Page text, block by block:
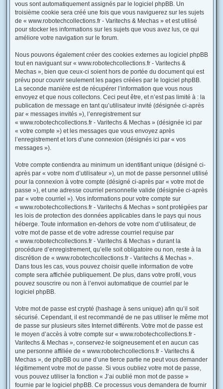
vous sont automatiquement assignés par le logiciel phpBB. Un
troisième cookie sera créé une fois que vous naviguerez sur les sujets
de « www.robotechcollections.fr - Varitechs & Mechas » et est utilisé
pour stocker les informations sur les sujets que vous avez lus, ce qui
améliore votre navigation sur le forum.
Nous pouvons également créer des cookies externes au logiciel phpBB
tout en naviguant sur « www.robotechcollections.fr - Varitechs &
Mechas », bien que ceux-ci soient hors de portée du document qui est
prévu pour couvrir seulement les pages créées par le logiciel phpBB.
La seconde manière est de récupérer l’information que vous nous
envoyez et que nous collectons. Ceci peut être, et n’est pas limité à : la
publication de message en tant qu’utilisateur invité (désignée ci-après
par « messages invités »), l’enregistrement sur
« www.robotechcollections.fr - Varitechs & Mechas » (désignée ici par
« votre compte ») et les messages que vous envoyez après
l’enregistrement et lors d’une connexion (désignés ici par « vos
messages »).
Votre compte contiendra au minimum un identifiant unique (désigné ci-
après par « votre nom d’utilisateur »), un mot de passe personnel utilisé
pour la connexion à votre compte (désigné ci-après par « votre mot de
passe »), et une adresse courriel personnelle valide (désignée ci-après
par « votre courriel »). Vos informations pour votre compte sur
« www.robotechcollections.fr - Varitechs & Mechas » sont protégées par
les lois de protection des données applicables dans le pays qui nous
héberge. Toute information en-dehors de votre nom d’utilisateur, de
votre mot de passe et de votre adresse courriel requise par
« www.robotechcollections.fr - Varitechs & Mechas » durant la
procédure d’enregistrement, qu’elle soit obligatoire ou non, reste à la
discrétion de « www.robotechcollections.fr - Varitechs & Mechas ».
Dans tous les cas, vous pouvez choisir quelle information de votre
compte sera affichée publiquement. De plus, dans votre profil, vous
pouvez souscrire ou non à l’envoi automatique de courriel par le
logiciel phpBB.
Votre mot de passe est crypté (hashage à sens unique) afin qu’il soit
sécurisé. Cependant, il est recommandé de ne pas utiliser le même mot
de passe sur plusieurs sites Internet différents. Votre mot de passe est
le moyen d’accès à votre compte sur « www.robotechcollections.fr -
Varitechs & Mechas », conservez-le soigneusement et en aucun cas
une personne affiliée de « www.robotechcollections.fr - Varitechs &
Mechas », de phpBB ou une d’une tierce partie ne peut vous demander
légitimement votre mot de passe. Si vous oubliez votre mot de passe,
vous pouvez utiliser la fonction « J’ai oublié mon mot de passe »
fournie par le logiciel phpBB. Ce processus vous demandera de fournir